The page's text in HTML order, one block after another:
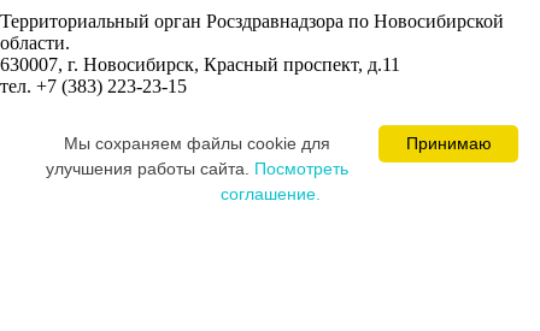
Территориальный орган Росздравнадзора по Новосибирской
области.
630007, г. Новосибирск, Красный проспект, д.11
тел. +7 (383) 223-23-15
Ваминцева Марина Николаевна
Цевкалюк Юлия Ивановна
Принимаю
Мы cохраняем файлы cookie для
улучшения работы сайта. Посмотреть
соглашение.